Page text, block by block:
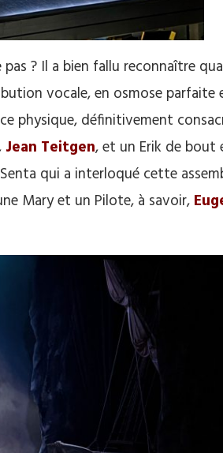
? Il a bien fallu reconnaître
vocale, en osmose parfaite
physique, définitivement
Jean Teitgen, et un Erik de bout
qui a interloqué cette
Mary et un Pilote, à savoir,